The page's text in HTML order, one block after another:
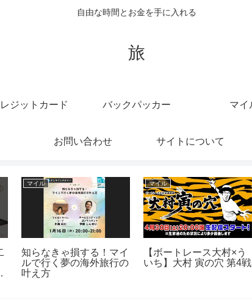
自由な時間とお金を手に入れる
旅
ジットカード バックパッカー マイ
お問い合わせ サイトについて
ーン株式会社
く知りたい人
ます✨
クレジットカード
ポイントマシマシ！チャ
ージなしなし！gocaク
マイル
【ウマ娘】
成！！チャ